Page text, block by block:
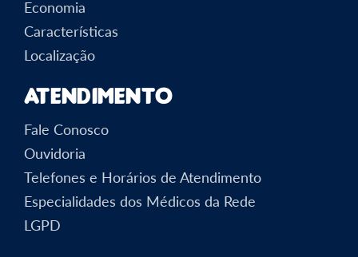
Economia
Características
Localização
Atendimento
Fale Conosco
Ouvidoria
Telefones e Horários de Atendimento
Especialidades dos Médicos da Rede
LGPD